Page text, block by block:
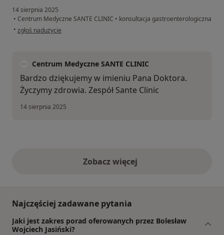
14 sierpnia 2025
• Centrum Medyczne SANTE CLINIC • konsultacja gastroenterologiczna
• w opinii użytkownika Dorota
zgłoś nadużycie
Centrum Medyczne SANTE CLINIC
Bardzo dziękujemy w imieniu Pana Doktora.
Życzymy zdrowia. Zespół Sante Clinic
14 sierpnia 2025
Zobacz więcejopinie powyżej
Najczęściej zadawane pytania
Jaki jest zakres porad oferowanych przez Bolesław
Wojciech Jasiński?